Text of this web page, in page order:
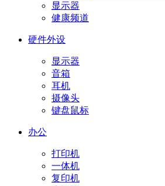
显示器
健康频道
硬件外设
显示器
音箱
耳机
摄像头
键盘鼠标
办公
打印机
一体机
复印机